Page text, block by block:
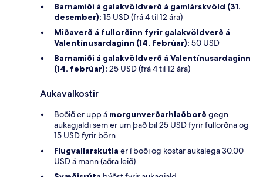
Barnamiði á galakvöldverð á gamlárskvöld (31.
desember): 15 USD (frá 4 til 12 ára)
Miðaverð á fullorðinn fyrir galakvöldverð á
Valentínusardaginn (14. febrúar): 50 USD
Barnamiði á galakvöldverð á Valentínusardaginn
(14. febrúar): 25 USD (frá 4 til 12 ára)
Aukavalkostir
Boðið er upp á morgunverðarhlaðborð gegn
aukagjaldi sem er um það bil 25 USD fyrir fullorðna og
15 USD fyrir börn
Flugvallarskutla er í boði og kostar aukalega 30.00
USD á mann (aðra leið)